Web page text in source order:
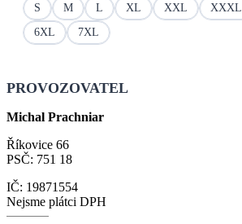
S M L XL XXL XXXL
6XL
7XL
PROVOZOVATEL
Michal Prachniar
Říkovice 66
PSČ: 751 18
IČ: 19871554
Nejsme plátci DPH